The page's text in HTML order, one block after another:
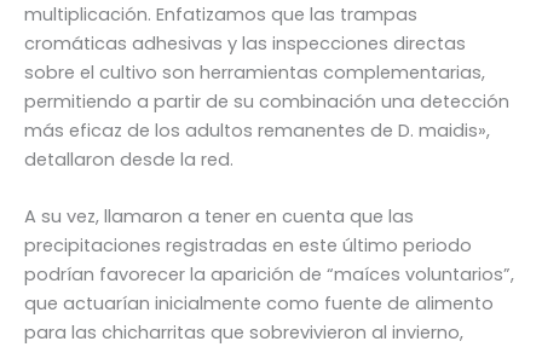
multiplicación. Enfatizamos que las trampas
cromáticas adhesivas y las inspecciones directas
sobre el cultivo son herramientas complementarias,
permitiendo a partir de su combinación una detección
más eficaz de los adultos remanentes de D. maidis»,
detallaron desde la red.
A su vez, llamaron a tener en cuenta que las
precipitaciones registradas en este último periodo
podrían favorecer la aparición de “maíces voluntarios”,
que actuarían inicialmente como fuente de alimento
para las chicharritas que sobrevivieron al invierno,